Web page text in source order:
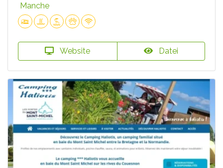
Manche
Website Datei